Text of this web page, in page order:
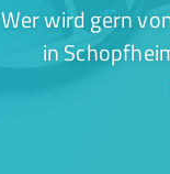
Wer wird gern
in